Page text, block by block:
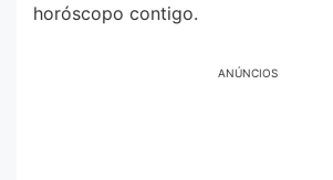
horóscopo contigo.
ANÚNCIOS